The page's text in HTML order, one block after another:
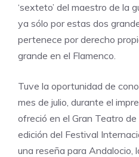
‘sexteto’ del maestro de la
ya sólo por estas dos
pertenece por derecho
grande en el Flamenco.
Tuve la oportunidad de
mes de julio, durante el
ofreció en el Gran Teatro
edición del Festival
una reseña para Andalocio